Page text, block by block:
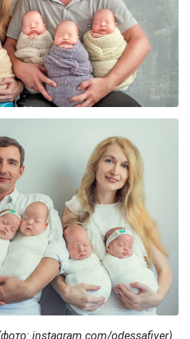
instagram.com/odessafiver)